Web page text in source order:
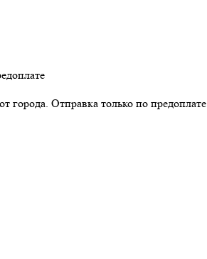
города. Отправка только по предоплате